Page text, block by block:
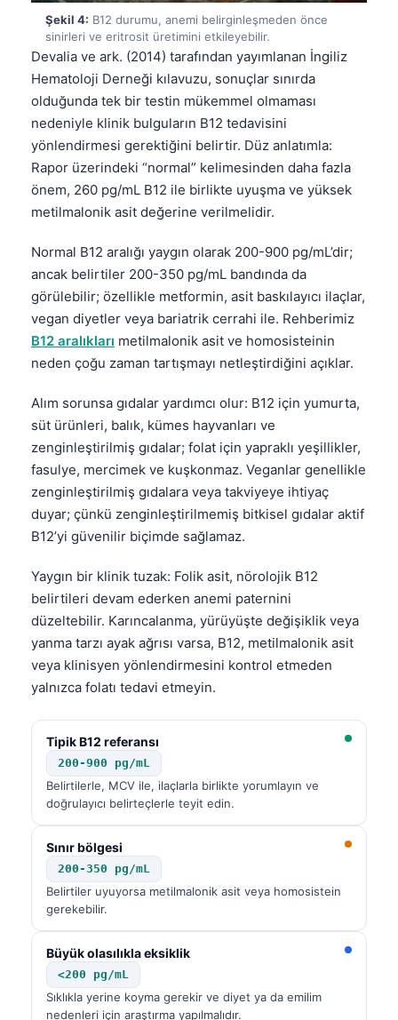
Şekil 4: B12 durumu, anemi belirginleşmeden önce
sinirleri ve eritrosit üretimini etkileyebilir.
Devalia ve ark. (2014) tarafından yayımlanan İngiliz
Hematoloji Derneği kılavuzu, sonuçlar sınırda
olduğunda tek bir testin mükemmel olmaması
nedeniyle klinik bulguların B12 tedavisini
yönlendirmesi gerektiğini belirtir. Düz anlatımla:
Rapor üzerindeki “normal” kelimesinden daha fazla
önem, 260 pg/mL B12 ile birlikte uyuşma ve yüksek
metilmalonik asit değerine verilmelidir.
Normal B12 aralığı yaygın olarak 200-900 pg/mL’dir;
ancak belirtiler 200-350 pg/mL bandında da
görülebilir; özellikle metformin, asit baskılayıcı ilaçlar,
vegan diyetler veya bariatrik cerrahi ile. Rehberimiz
B12 aralıkları metilmalonik asit ve homosisteinin
neden çoğu zaman tartışmayı netleştirdiğini açıklar.
Alım sorunsa gıdalar yardımcı olur: B12 için yumurta,
süt ürünleri, balık, kümes hayvanları ve
zenginleştirilmiş gıdalar; folat için yapraklı yeşillikler,
fasulye, mercimek ve kuşkonmaz. Veganlar genellikle
zenginleştirilmiş gıdalara veya takviyeye ihtiyaç
duyar; çünkü zenginleştirilmemiş bitkisel gıdalar aktif
B12’yi güvenilir biçimde sağlamaz.
Yaygın bir klinik tuzak: Folik asit, nörolojik B12
belirtileri devam ederken anemi paternini
düzeltebilir. Karıncalanma, yürüyüşte değişiklik veya
yanma tarzı ayak ağrısı varsa, B12, metilmalonik asit
veya klinisyen yönlendirmesini kontrol etmeden
yalnızca folatı tedavi etmeyin.
Tipik B12 referansı
200-900 pg/mL
Belirtilerle, MCV ile, ilaçlarla birlikte yorumlayın ve
doğrulayıcı belirteçlerle teyit edin.
Sınır bölgesi
200-350 pg/mL
Belirtiler uyuyorsa metilmalonik asit veya homosistein
gerekebilir.
Büyük olasılıkla eksiklik
<200 pg/mL
Sıklıkla yerine koyma gerekir ve diyet ya da emilim
nedenleri için araştırma yapılmalıdır.